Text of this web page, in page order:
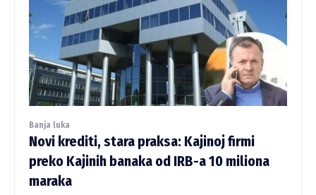
Banja luka
Novi krediti, stara praksa: Kajinoj firmi
preko Kajinih banaka od IRB-a 10 miliona
maraka